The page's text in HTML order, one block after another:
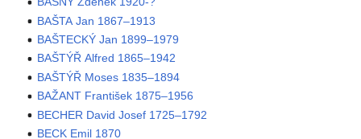
BAŠTA Jan 1867–1913
BAŠTECKÝ Jan 1899–1979
BAŠTÝŘ Alfred 1865–1942
BAŠTÝŘ Moses 1835–1894
BAŽANT František 1875–1956
BECHER David Josef 1725–1792
BECK Emil 1870